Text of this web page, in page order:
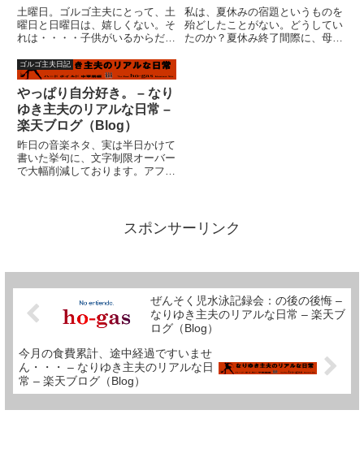
土曜日。ゴルゴ主夫にとって、土
曜日と日曜日は、嬉しくない。そ
れは・・・・子供がいるからだ。
お父さんは、「土日くらいは子供
と遊ぶか?」あるいは、「土日く
らいはゆっくりさせてくれ
よ・・・」あるいは「土日はオレ
だけ遊...
私は、夏休みの宿題というものを
殆どしたことがない。どうしてい
たのか？夏休み終了間際に、母が
ゴルゴ主夫日記
やっぱり自分好き。 – なり
ゆき主夫のリアルな日常 –
楽天ブログ（Blog）
昨日の音楽ネタ、実は半日かけて
書いた挙句に、文字制限オーバー
で大幅削減しております。アフィ
実は私、音楽に関する話題は控え
ていた部分が多々あります...スポンサーリンク
ぜんそく児水泳記録会：の後の後悔 –
なりゆき主夫のリアルな日常 – 楽天ブ
ログ（Blog）
今月の食費累計、途中経過ですいませ
ん・・・ – なりゆき主夫のリアルな日
常 – 楽天ブログ（Blog）